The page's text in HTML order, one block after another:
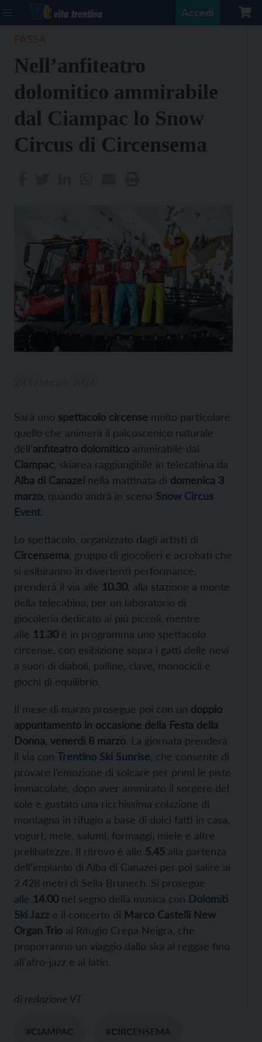
Accedi
Nell’anfiteatro
dolomitico ammirabile
dal Ciampac lo Snow
Circus di Circensema
Sarà uno spettacolo circense molto particolare
quello che animerà il palcoscenico naturale
dell’anfiteatro dolomitico ammirabile dal
Ciampac , skiarea raggiungibile in telecabina da
Alba di Canazei nella mattinata di domenica 3
marzo , quando andrà in scena Snow Circus
Event.
Lo spettacolo, organizzato dagli artisti di
Circensema , gruppo di giocolieri e acrobati che
si esibiranno in divertenti performance,
prenderà il via alle 10.30 , alla stazione a monte
della telecabina, per un laboratorio di
giocoleria dedicato ai più piccoli, mentre
alle 11.30 è in programma uno spettacolo
circense, con esibizione sopra i gatti delle nevi
a suon di diaboli, palline, clave, monocicli e
giochi di equilibrio.
Il mese di marzo prosegue poi con un doppio
appuntamento in occasione della Festa della
Donna venerdì 8 marzo. La giornata prenderà
il via con Trentino Ski Sunrise , che consente di
provare l’emozione di solcare per primi le piste
immacolate, dopo aver ammirato il sorgere del
sole e gustato una ricchissima colazione di
montagna in rifugio a base di dolci fatti in casa,
yogurt, mele, salumi, formaggi, miele e altre
prelibatezze. Il ritrovo è alle 5.45 alla partenza
dell’impianto di Alba di Canazei per poi salire ai
2.428 metri di Sella Brunech. Si prosegue
alle 14.00 nel segno della musica con Dolomiti
Ski Jazz e il concerto di Marco Castelli New
Organ Trio al Rifugio Crepa Neigra, che
proporranno un viaggio dallo ska al reggae fino
all’afro-jazz e al latin.
di redazione VT
#CIAMPAC #CIRCENSEMA